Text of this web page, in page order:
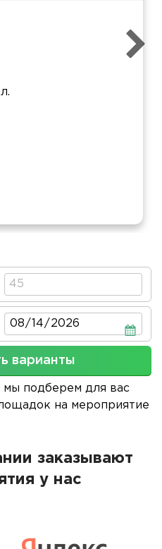
Дата
варианты
мы подберем для вас
на мероприятие
заказывают
у нас